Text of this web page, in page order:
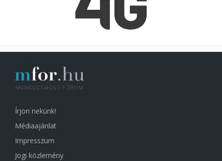
Írjon nekünk!
Médiaajánlat
Impresszum
Jogi közlemény